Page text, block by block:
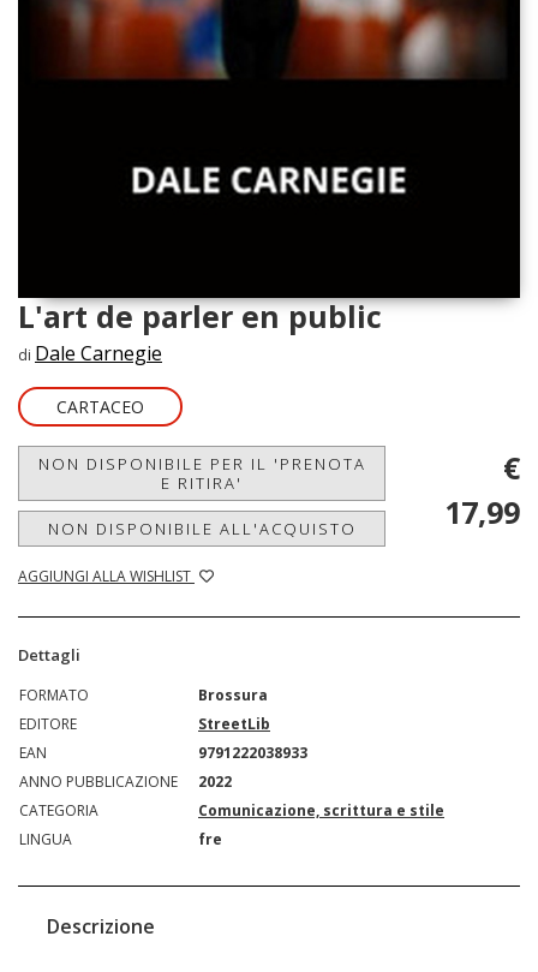
L'art de parler en public
di Dale Carnegie
CARTACEO
NON DISPONIBILE PER IL 'PRENOTA
E RITIRA'
NON DISPONIBILE ALL'ACQUISTO
AGGIUNGI ALLA WISHLIST
€
17,99
Dettagli
FORMATO
Brossura
EDITORE
StreetLib
EAN
9791222038933
ANNO PUBBLICAZIONE
2022
CATEGORIA
Comunicazione, scrittura e stile
LINGUA
fre
Descrizione